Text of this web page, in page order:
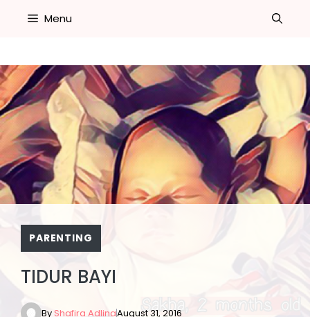
Menu
PARENTING
TIDUR BAYI
ByShafira AdlinaAugust 31, 2016